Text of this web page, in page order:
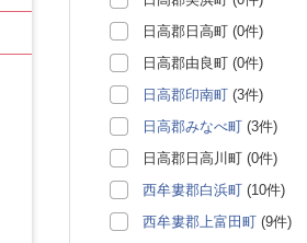
日高郡日高町 (0件)
日高郡由良町 (0件)
日高郡印南町 (3件)
日高郡みなべ町 (3件)
日高郡日高川町 (0件)
西牟婁郡白浜町 (10件)
西牟婁郡上富田町 (9件)